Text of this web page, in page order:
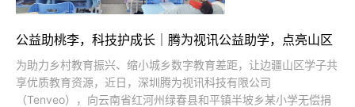
公益助桃李，科技护成长｜腾为视讯公益助学，点亮山区
智慧课堂
为助力乡村教育振兴、缩小城乡数字教育差距，让边疆山区学子共
享优质教育资源，近日，深圳腾为视讯科技有限公司
（Tenveo），向云南省红河州绿春县和平镇半坡乡某小学无偿捐